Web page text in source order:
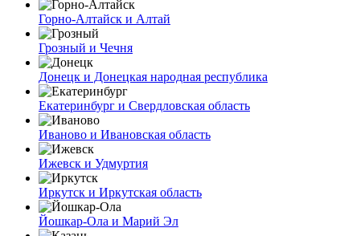
Горно-Алтайск и Алтай
Грозный и Чечня
Донецк и Донецкая народная республика
Екатеринбург и Свердловская область
Иваново и Ивановская область
Ижевск и Удмуртия
Иркутск и Иркутская область
Йошкар-Ола и Марий Эл